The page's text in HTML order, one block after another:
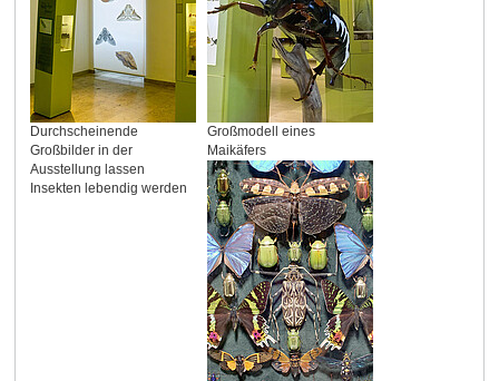
Durchscheinende
Großbilder in der
Ausstellung lassen
Insekten lebendig werden
Großmodell eines
Maikäfers